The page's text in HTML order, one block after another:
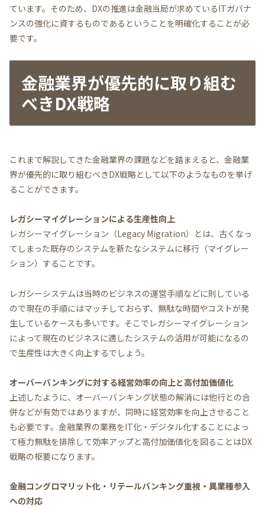
ています。そのため、DXの推進は金融当局が求めているITガバナ
ンスの強化に資するものであるということを明確化することが必
要です。
金融業界が優先的に取り組む
べきDX戦略
これまで解説してきた金融業界の課題などを踏まえると、金融業
界が優先的に取り組むべきDX戦略として以下のようなものを挙げ
ることができます。
レガシーマイグレーションによる生産性向上
レガシーマイグレーション（Legacy Migration）とは、古くなっ
てしまった既存のシステムを新たなシステムに移行（マイグレー
ション）することです。
レガシーシステムは当時のビジネスの運営手順などに則している
ので現在の手順にはマッチしておらず、無駄な時間やコストが発
生しているケースも多いです。そこでレガシーマイグレーション
によって現在のビジネスに適したシステムの活用が可能になるの
で生産性は大きく向上するでしょう。
オーバーバンキングに対する経営効率の向上と高付加価値化
上述したように、オーバーバンキング状態の解消には他行との合
併などが有効ではありますが、同時に経営効率を向上させること
も必要です。金融業界の業務をIT化・デジタル化することによっ
て極力無駄を排除して効率アップと高付加価値化を図ることはDX
戦略の枢要になります。
金融コングロマリット化・リテールバンキング重視・異業種参入
への対応